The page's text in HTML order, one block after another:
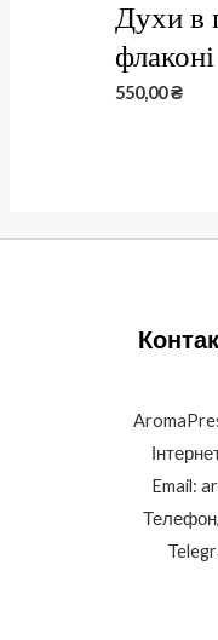
Духи в
550,00₴
Email: